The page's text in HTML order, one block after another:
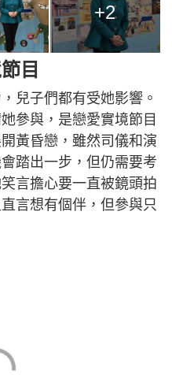
+2
目
兒子們都有受她影響。
參與，是戀愛實境節目
黃昏戀，雖然司儀和演
踏出一步，但仍需要考
言擔心要一直被鏡頭拍
言想有個伴，但參與只